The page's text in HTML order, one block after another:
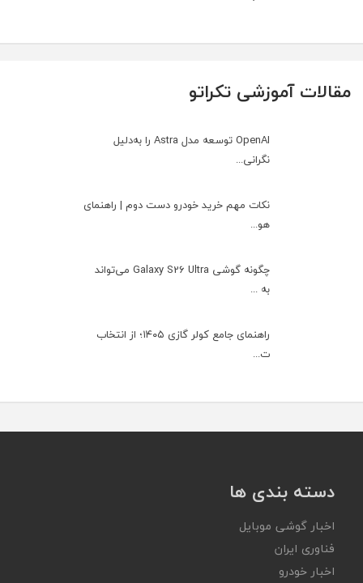
مقالات آموزشی تکراتو
OpenAI توسعه مدل Astra را به‌دلیل
نگرانی...
نکات مهم خرید خودرو دست دوم | راهنمای
هو...
چگونه گوشی Galaxy S26 Ultra می‌تواند
به ...
راهنمای جامع کولر گازی ۱۴۰۵؛ از انتخاب
ت...
دسته بندی ها
اخبار گوشی موبایل
فناوری ایران
اخبار خودرو